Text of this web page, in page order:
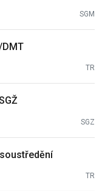
SGM
DMT
TR
SGZ
TR